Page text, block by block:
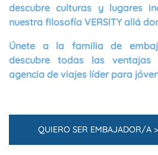
descubre culturas y lugares
nuestra filosofía VERSITY allá
Únete a la familia de
descubre todas las
agencia de viajes líder para
QUIERO SER EMBAJADOR/A